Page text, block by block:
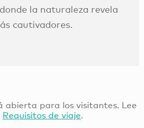
la naturaleza revela
cautivadores.
abierta para los visitantes. Lee
Requisitos de viaje.